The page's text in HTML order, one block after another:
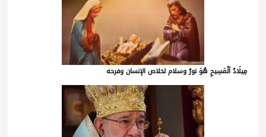
مِيلَادُ اَلْمَسِيحِ هُوَ نورٌ وسلام لخلاص الإنسان وفرحه